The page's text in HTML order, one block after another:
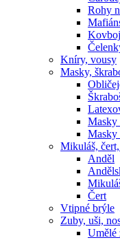
Rohy
Kníry, vousy
Masky,
Masky
Masky
Mikuláš,
Anděl
Čert
Vtipné brýle
Zuby, uši,
Umělé